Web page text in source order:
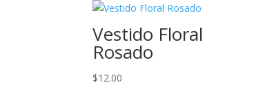
Vestido Floral
Rosado
$12.00